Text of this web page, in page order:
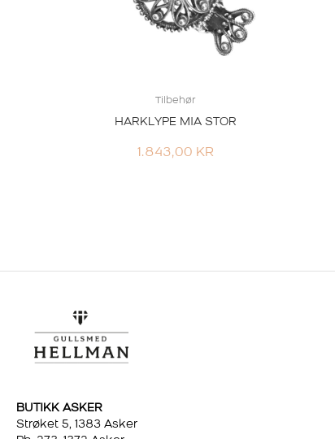
Tilbehør
HARKLYPE MIA STOR
1.843,00 KR
BUTIKK ASKER
Strøket 5, 1383 Asker